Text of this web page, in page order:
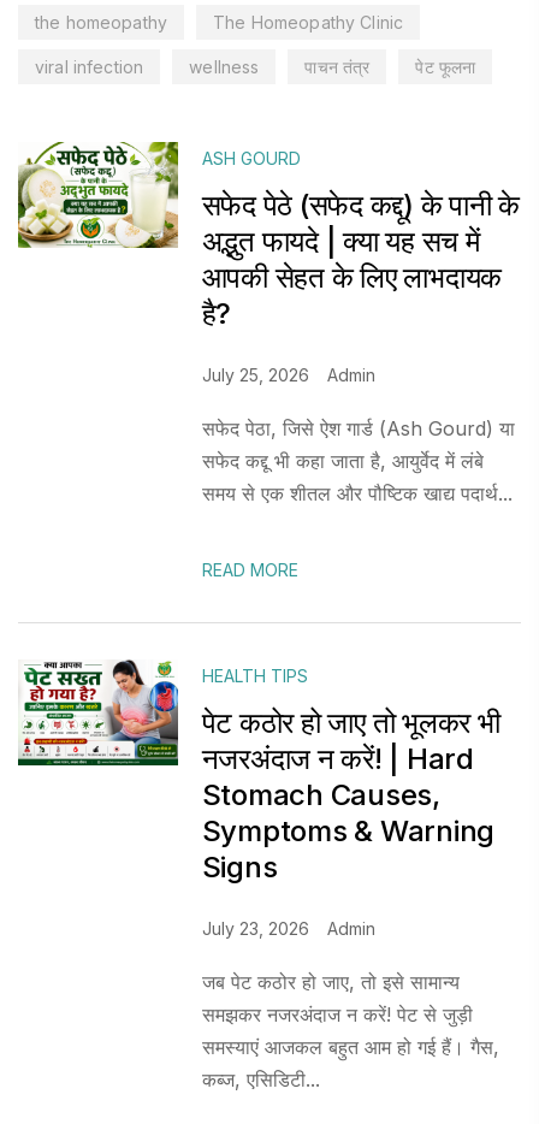
the homeopathy The Homeopathy Clinic
viral infection wellness पाचन तंत्र पेट फूलना
ASH GOURD
सफेद पेठे (सफेद कद्दू) के पानी के
अद्भुत फायदे | क्या यह सच में
आपकी सेहत के लिए लाभदायक
है?
July 25, 2026 Admin
सफेद पेठा, जिसे ऐश गार्ड (Ash Gourd) या
सफेद कद्दू भी कहा जाता है, आयुर्वेद में लंबे
समय से एक शीतल और पौष्टिक खाद्य पदार्थ...
READ MORE
HEALTH TIPS
पेट कठोर हो जाए तो भूलकर भी
नजरअंदाज न करें! | Hard
Stomach Causes,
Symptoms & Warning
Signs
July 23, 2026 Admin
जब पेट कठोर हो जाए, तो इसे सामान्य
समझकर नजरअंदाज न करें! पेट से जुड़ी
समस्याएं आजकल बहुत आम हो गई हैं। गैस,
कब्ज, एसिडिटी...